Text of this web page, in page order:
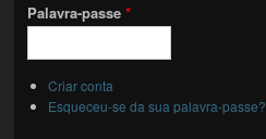
Palavra-passe*
Criar conta
Esqueceu-se da sua palavra-passe?